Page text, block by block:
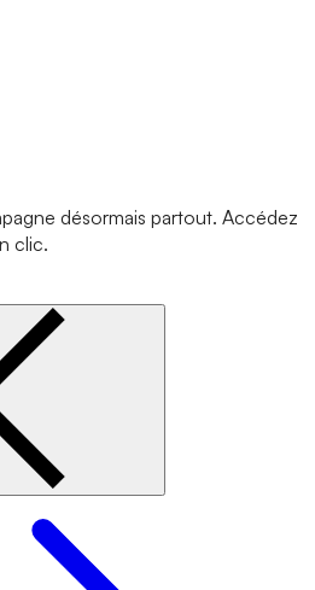
désormais partout. Accédez
clic.